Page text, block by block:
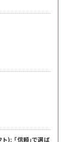
): 「信頼」で選ば